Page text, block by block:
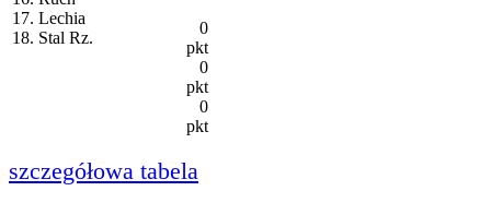
17. Lechia
18. Stal Rz.
0
pkt
0
pkt
0
pkt
szczegółowa tabela